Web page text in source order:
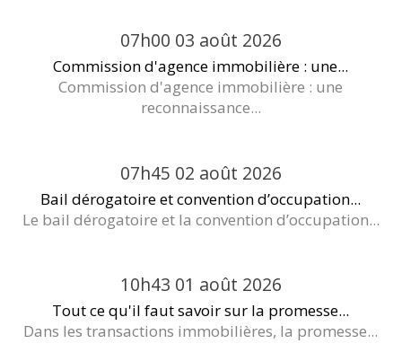
07h00 03 août 2026
Commission d'agence immobilière : une...
Commission d'agence immobilière : une
reconnaissance...
07h45 02 août 2026
Bail dérogatoire et convention d’occupation...
Le bail dérogatoire et la convention d’occupation...
10h43 01 août 2026
Tout ce qu'il faut savoir sur la promesse...
Dans les transactions immobilières, la promesse...